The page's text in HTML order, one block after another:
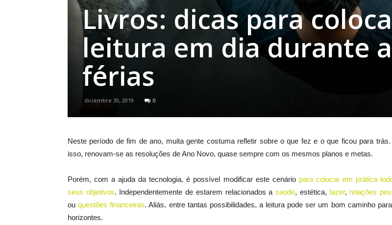
Livros: dicas para
leitura em dia durante
férias
diciembre 30, 2019 0
Neste período de fim de ano, muita gente costuma refletir sobre o que fez e o que ficou para trás.
isso, renovam-se as resoluções de Ano Novo, quase sempre com os mesmos planos e metas.
Porém, com a ajuda da tecnologia, é possível modificar este cenário para colocar em prática
seus objetivos. Independentemente de estarem relacionados asaúde, estética, lazer, relações
ouquestões financeiras. Aliás, entre tantas possibilidades, a leitura pode ser um bom caminho
horizontes.